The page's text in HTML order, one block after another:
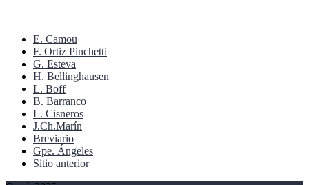
E. Camou
F. Ortiz Pinchetti
G. Esteva
H. Bellinghausen
L. Boff
B. Barranco
L. Cisneros
J.Ch.Marín
Breviario
Gpe. Ángeles
Sitio anterior